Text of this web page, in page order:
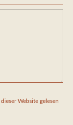
dieser Website gelesen